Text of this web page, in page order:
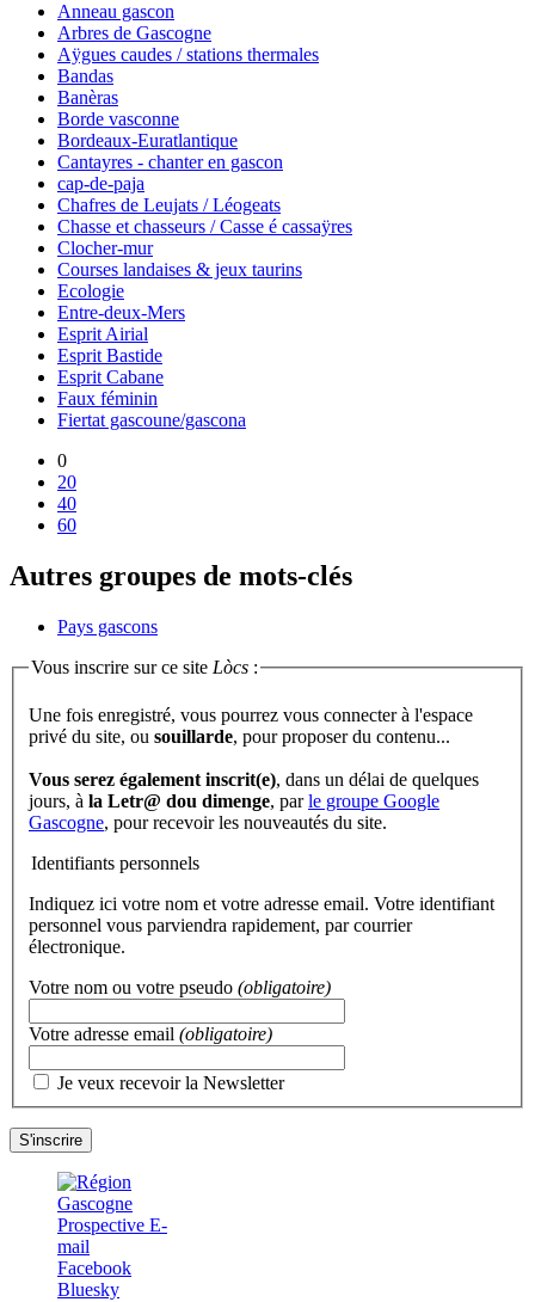
Anneau gascon
Arbres de Gascogne
Aÿgues caudes / stations thermales
Bandas
Banèras
Borde vasconne
Bordeaux-Euratlantique
Cantayres - chanter en gascon
cap-de-paja
Chafres de Leujats / Léogeats
Chasse et chasseurs / Casse é cassaÿres
Clocher-mur
Courses landaises & jeux taurins
Ecologie
Entre-deux-Mers
Esprit Airial
Esprit Bastide
Esprit Cabane
Faux féminin
Fiertat gascoune/gascona
0
20
40
60
Autres groupes de mots-clés
Pays gascons
Vous inscrire sur ce site Lòcs :
Une fois enregistré, vous pourrez vous connecter à l'espace
privé du site, ou souillarde , pour proposer du contenu...
Vous serez également inscrit(e), dans un délai de quelques
jours, à la Letr@ dou dimenge, parle groupe Google
Gascogne, pour recevoir les nouveautés du site.
Identifiants personnels
Indiquez ici votre nom et votre adresse email. Votre identifiant
personnel vous parviendra rapidement, par courrier
électronique.
Votre nom ou votre pseudo (obligatoire)
Votre adresse email (obligatoire)
Je veux recevoir la Newsletter